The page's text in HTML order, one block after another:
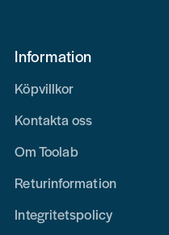
Information
Köpvillkor
Kontakta oss
Om Toolab
Returinformation
Integritetspolicy